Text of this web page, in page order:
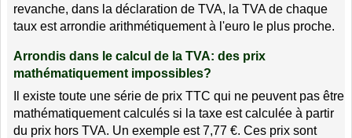
revanche, dans la déclaration de TVA, la TVA de chaque
taux est arrondie arithmétiquement à l'euro le plus proche.
Arrondis dans le calcul de la TVA: des prix
mathématiquement impossibles?
Il existe toute une série de prix TTC qui ne peuvent pas être
mathématiquement calculés si la taxe est calculée à partir
du prix hors TVA. Un exemple est 7,77 €. Ces prix sont